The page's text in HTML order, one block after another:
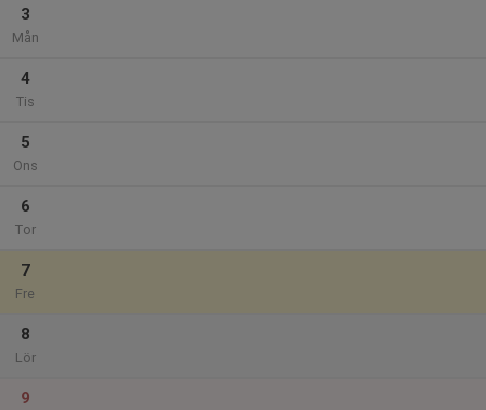
3
Mån
4
Tis
5
Ons
6
Tor
7
Fre
8
Lör
9